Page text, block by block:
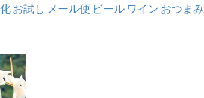
お試し メール便 ビール ワイン おつま